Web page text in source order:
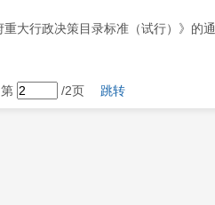
大行政决策目录标准（试行）》的通
第 /2页 跳转